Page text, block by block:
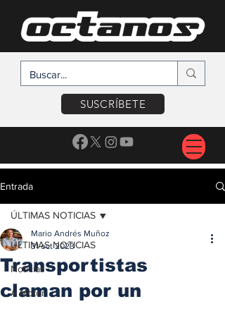
SUSCRÍBETE
Entrada
ÚLTIMAS NOTICIAS
Noticias
A Motor
ÚLTIMAS NOTICIAS
Transportistas
claman por un
Mario Andrés Muñoz
31 oct 2023